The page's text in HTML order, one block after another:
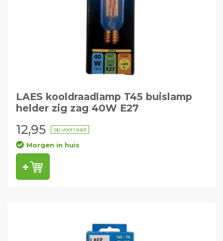
LAES kooldraadlamp T45 buislamp
helder zig zag 40W E27
12,95 op voorraad
Morgen in huis